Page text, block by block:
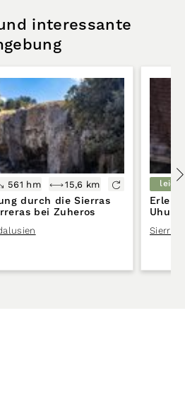
interessante
561 hm 15,6 km
durch die Sierras
bei Zuheros
leicht
Uhu
Sierras